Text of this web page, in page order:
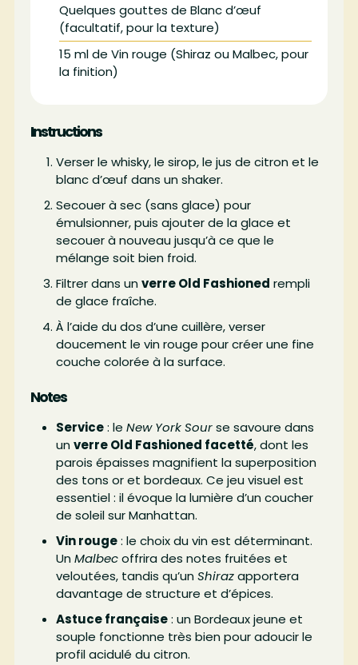
Quelques gouttes de Blanc d’œuf
(facultatif, pour la texture)
15 mlde Vin rouge (Shiraz ou Malbec, pour
la finition)
Instructions
Verser le whisky, le sirop, le jus de citron et le
blanc d’œuf dans un shaker.
Secouer à sec (sans glace) pour
émulsionner, puis ajouter de la glace et
secouer à nouveau jusqu’à ce que le
mélange soit bien froid.
Filtrer dans un verre Old Fashioned rempli
de glace fraîche.
À l’aide du dos d’une cuillère, verser
doucement le vin rouge pour créer une fine
couche colorée à la surface.
Notes
Service: le New York Sourse savoure dans
un verre Old Fashioned facetté, dont les
parois épaisses magnifient la superposition
des tons or et bordeaux. Ce jeu visuel est
essentiel : il évoque la lumière d’un coucher
de soleil sur Manhattan.
Vin rouge: le choix du vin est déterminant.
Un Malbecoffrira des notes fruitées et
veloutées, tandis qu’un Shirazapportera
davantage de structure et d’épices.
Astuce française: un Bordeaux jeune et
souple fonctionne très bien pour adoucir le
profil acidulé du citron.